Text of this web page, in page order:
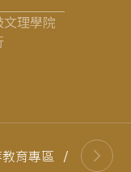
理學院
育專區 / 高等教